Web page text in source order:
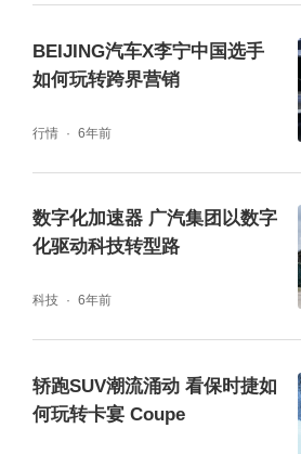
BEIJING汽车X李宁中国选手
如何玩转跨界营销
行情 6年前
数字化加速器 广汽集团以数字
化驱动科技转型路
科技 6年前
轿跑SUV潮流涌动 看保时捷如
何玩转卡宴 Coupe